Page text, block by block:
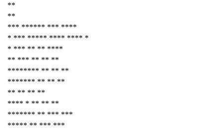
**
**
*** ****** *** ****
* *** ***** **** **** *
* *** ** ** ****
** *** ** ** **
******** ** ** **
******* ** ** **
** ** ** **
**** * ** ** **
******* ** *** ***
***** ** *** ***